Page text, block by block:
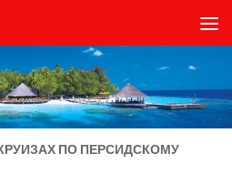
ПО ПЕРСИДСКОМУ